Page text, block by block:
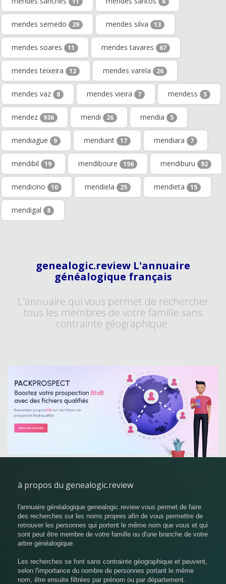
mendes semedo 29 mendes silva 13
mendes soares 11 mendes tavares 67
mendes teixeira 12 mendes varela 26
mendes vaz 8 mendes vieira 7 mendess 5
mendez 936 mendi 26 mendia 5
mendiague 9 mendiant 17 mendiara 7
mendibil 19 mendiboure 156 mendiburu 92
mendicino 10 mendiela 25 mendieta 15
mendigal 8
genealogic.review L'annuaire
généalogique français
L'annuaire qui vous permet de rechercher
tous les membres de votre famille sans
contrainte géographique.
à propos du genealogic.review
l'annuaire généalogique genealogic.review vous permet de faire
des recherches sur les noms propres afin de vous permettre de
retrouver les personnes qui portent le même nom que vous et qui
sont peut être membre de votre famille ou d'une branche de votre
arbre généalogique.
Les recherches se font sans contrainte géographique et peuvent,
selon l'importance du nombre de personnes portant le même
nom, être ensuite filtrées par prénom ou par département.